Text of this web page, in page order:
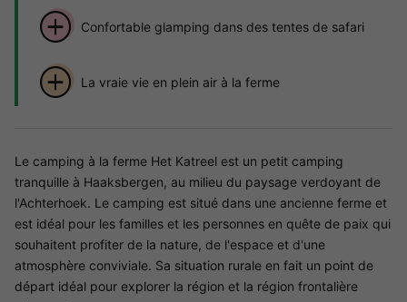
Confortable glamping dans des tentes de safari
La vraie vie en plein air à la ferme
Le camping à la ferme Het Katreel est un petit camping
tranquille à Haaksbergen, au milieu du paysage verdoyant de
l'Achterhoek. Le camping est situé dans une ancienne ferme et
est idéal pour les familles et les personnes en quête de paix qui
souhaitent profiter de la nature, de l'espace et d'une
atmosphère conviviale. Sa situation rurale en fait un point de
départ idéal pour explorer la région et la région frontalière